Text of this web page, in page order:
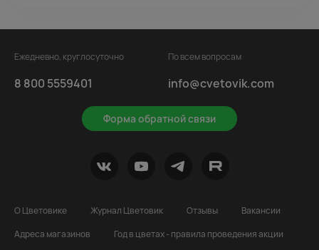
Ежедневно, круглосуточно
8 800 5559401
Форма обратной связи
По всем вопросам
info@cvetovik.com
О Цветовике Журнал Цветовик Отзывы
Вакансии
Адреса магазинов
Год в цветах - правила проведения акции